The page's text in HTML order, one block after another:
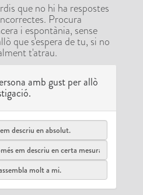
que no hi ha respostes
Procura
i espontània, sense
que s'espera de tu, si no
t'atrau.
amb gust per allò